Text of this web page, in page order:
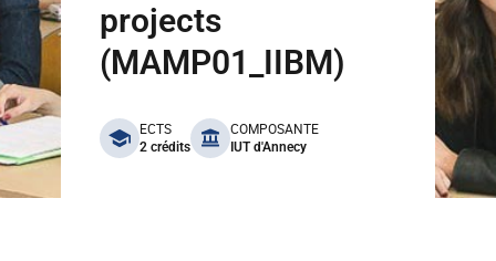
projects
(MAMP01_IIBM)
benefits
ECTS
2 crédits
COMPOSANTE
IUT d'Annecy